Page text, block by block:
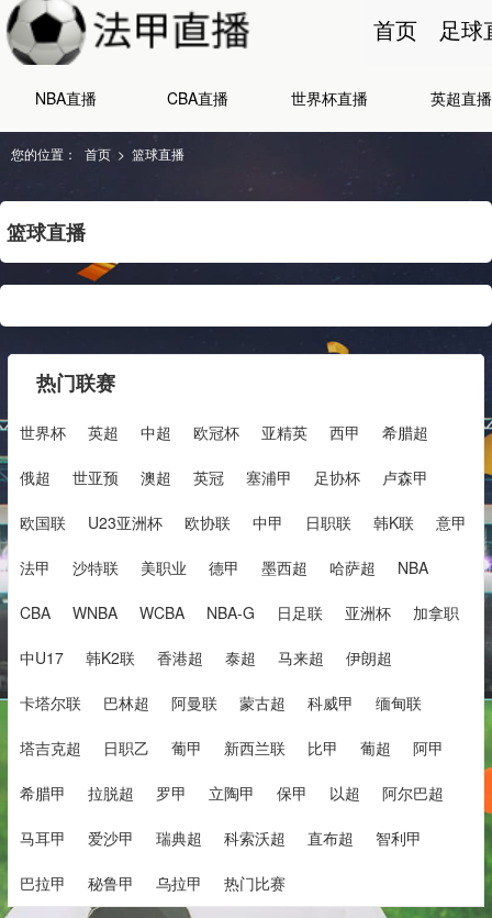
首页 足球
NBA直播 CBA直播 世界杯直播 英超直播
您的位置： 首页 > 篮球直播
篮球直播
热门联赛
世界杯 英超 中超 欧冠杯 亚精英 西甲 希腊超
俄超 世亚预 澳超 英冠 塞浦甲 足协杯 卢森甲
欧国联 U23亚洲杯 欧协联 中甲 日职联 韩K联 意甲
法甲 沙特联 美职业 德甲 墨西超 哈萨超 NBA
CBA WNBA WCBA NBA-G 日足联 亚洲杯 加拿职
中U17 韩K2联 香港超 泰超 马来超 伊朗超
卡塔尔联 巴林超 阿曼联 蒙古超 科威甲 缅甸联
塔吉克超 日职乙 葡甲 新西兰联 比甲 葡超 阿甲
希腊甲 拉脱超 罗甲 立陶甲 保甲 以超 阿尔巴超
马耳甲 爱沙甲 瑞典超 科索沃超 直布超 智利甲
巴拉甲 秘鲁甲 乌拉甲 热门比赛